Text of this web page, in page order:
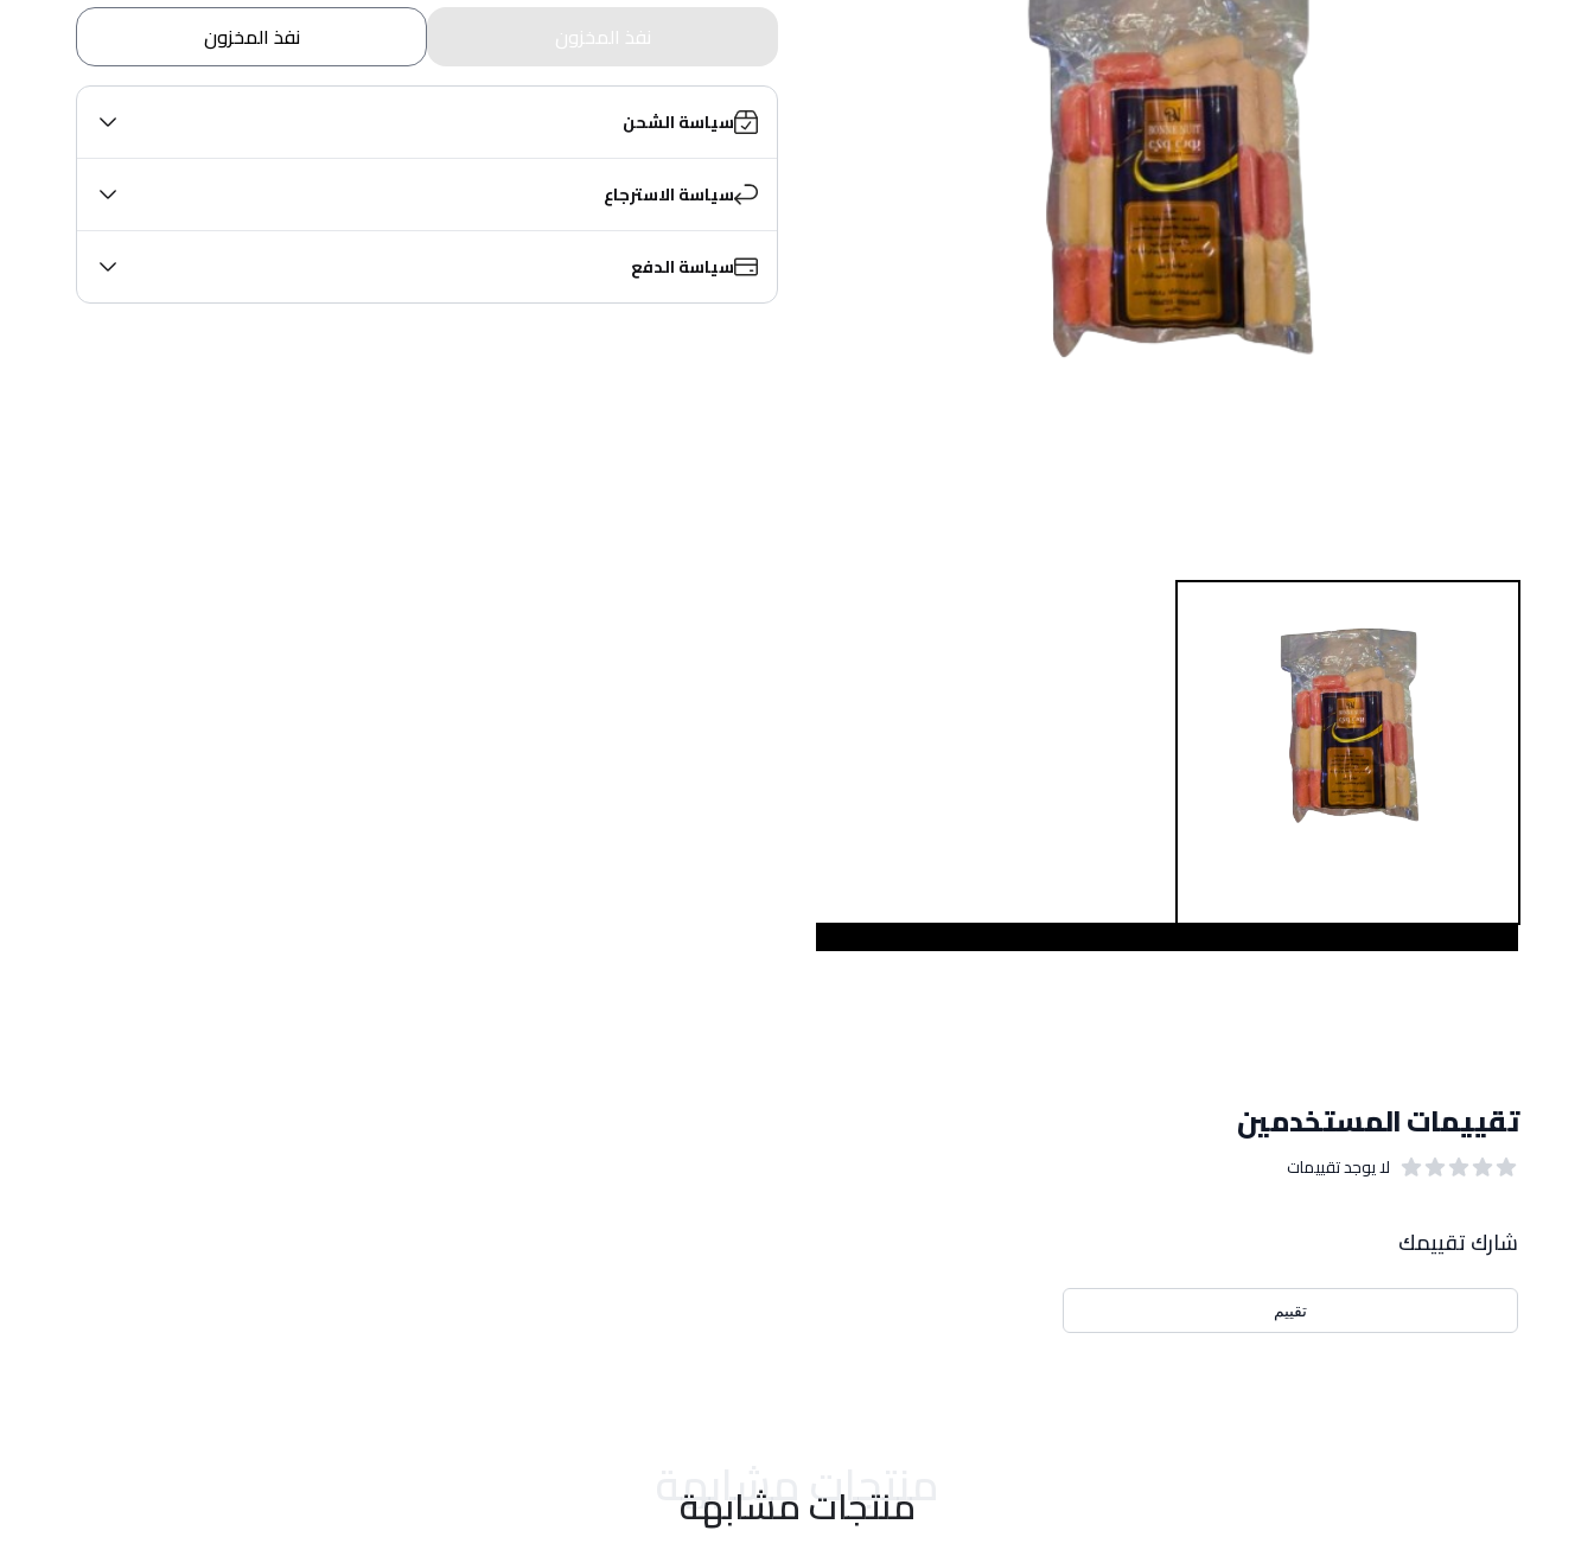
نفذ المخزون نفذ المخزون
سياسة الشحن
سياسة الاسترجاع
سياسة الدفع
تقييمات المستخدمين
لا يوجد تقييمات
شارك تقييمك
تقييم
منتجات مشابهة
منتجات مشابهة